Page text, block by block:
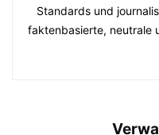
Standards und
faktenbasierte, neutrale